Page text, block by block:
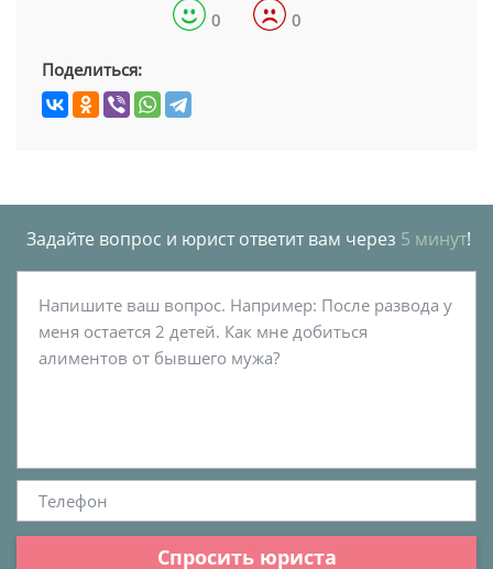
0 0
Поделиться:
Задайте вопрос и юрист ответит вам через 5 минут!
Спросить юриста